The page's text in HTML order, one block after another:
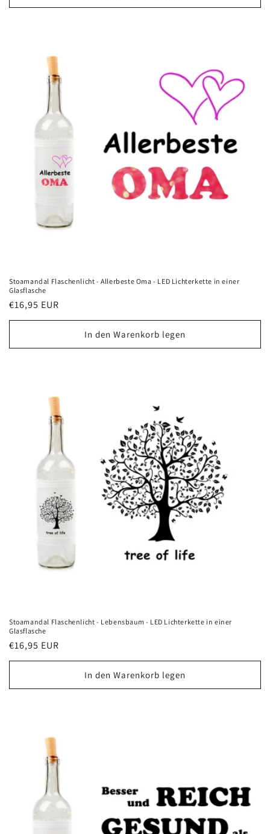
Stoamandal Flaschenlicht - Allerbeste Oma - LED Lichterkette in einer
Glasflasche
Normaler
Preis
€16,95 EUR
In den Warenkorb legen
Stoamandal Flaschenlicht - Lebensbaum - LED Lichterkette in einer
Glasflasche
Normaler
Preis
€16,95 EUR
In den Warenkorb legen